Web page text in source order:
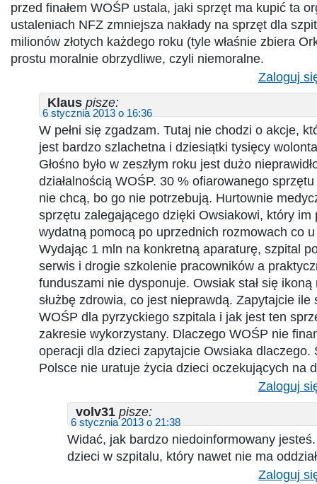
przed finałem WOŚP ustala, jaki sprzęt ma kupić ta
ustaleniach NFZ zmniejsza nakłady na sprzęt dla
milionów złotych każdego roku (tyle właśnie zbiera
prostu moralnie obrzydliwe, czyli niemoralne.
Zaloguj
Klaus pisze:
6 stycznia 2013 o 16:36
W pełni się zgadzam. Tutaj nie chodzi o akcje,
jest bardzo szlachetna i dziesiątki tysięcy
Głośno było w zeszłym roku jest dużo
działalnością WOŚP. 30 % ofiarowanego
nie chcą, bo go nie potrzebują. Hurtownie
sprzętu zalegającego dzięki Owsiakowi, który im
wydatną pomocą po uprzednich rozmowach co
Wydając 1 mln na konkretną aparaturę, szpital
serwis i drogie szkolenie pracowników a
funduszami nie dysponuje. Owsiak stał się
służbę zdrowia, co jest nieprawdą. Zapytajcie ile
WOŚP dla pyrzyckiego szpitala i jak jest ten
zakresie wykorzystany. Dlaczego WOŚP nie
operacji dla dzieci zapytajcie Owsiaka dlaczego.
Polsce nie uratuje życia dzieci oczekujących na
Zaloguj
volv31 pisze:
6 stycznia 2013 o 21:38
Widać, jak bardzo niedoinformowany
dzieci w szpitalu, który nawet nie ma
Zaloguj